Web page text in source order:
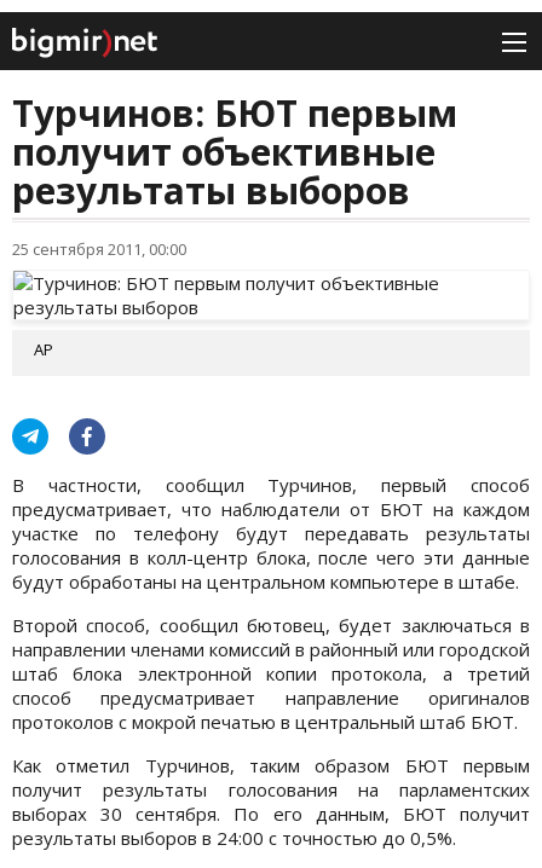
Турчинов: БЮТ первым
получит объективные
результаты выборов
25 сентября 2011, 00:00
АР
В частности, сообщил Турчинов, первый способ
предусматривает, что наблюдатели от БЮТ на каждом
участке по телефону будут передавать результаты
голосования в колл-центр блока, после чего эти данные
будут обработаны на центральном компьютере в штабе.
Второй способ, сообщил бютовец, будет заключаться в
направлении членами комиссий в районный или городской
штаб блока электронной копии протокола, а третий
способ предусматривает направление оригиналов
протоколов с мокрой печатью в центральный штаб БЮТ.
Как отметил Турчинов, таким образом БЮТ первым
получит результаты голосования на парламентских
выборах 30 сентября. По его данным, БЮТ получит
результаты выборов в 24:00 с точностью до 0,5%.